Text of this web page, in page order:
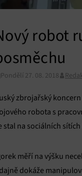
robot
Pondělí 27. 08. 2018
zbrojařský
robota s
stal na sociálních
měří na výšku
dokáže